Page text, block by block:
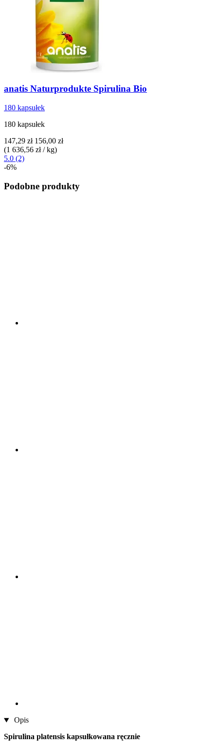
anatis Naturprodukte Spirulina Bio
180 kapsułek
180 kapsułek
147,29 zł 156,00 zł
(1 636,56 zł / kg)
5.0 (2)
-6%
Podobne produkty
Opis
Spirulina platensis kapsułkowana ręcznie